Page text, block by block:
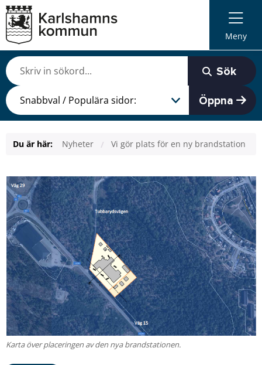
Meny
Sök
Öppna
Du är här: Nyheter Vi gör plats för en ny brandstation
Karta över placeringen av den nya brandstationen.